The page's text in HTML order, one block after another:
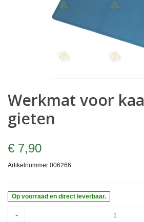
Werkmat voor
gieten
€ 7,90
Artikelnummer 006266
Op voorraad en direct leverbaar.
-